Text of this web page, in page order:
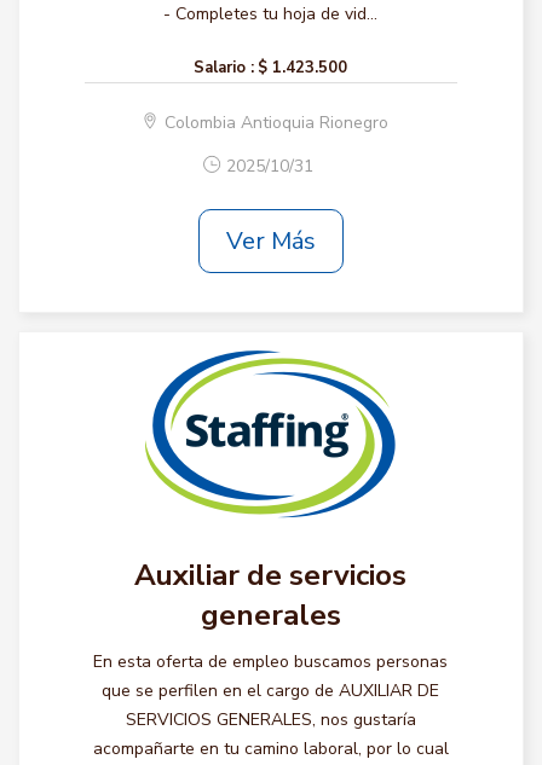
- Completes tu hoja de vid...
Salario : $ 1.423.500
Colombia Antioquia Rionegro
2025/10/31
Ver Más
Auxiliar de servicios
generales
En esta oferta de empleo buscamos personas
que se perfilen en el cargo de AUXILIAR DE
SERVICIOS GENERALES, nos gustaría
acompañarte en tu camino laboral, por lo cual